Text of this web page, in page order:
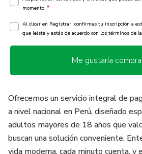
momento. *
Al clicar en Registrar, confirmas tu inscripción a
que leíste y estás de acuerdo con los términos de la
¡Me gustaría
Ofrecemos un servicio integral de
a nivel nacional en Perú, diseñado
adultos mayores de 18 años que
buscan una solución conveniente.
vida moderna, cada minuto cuenta, y